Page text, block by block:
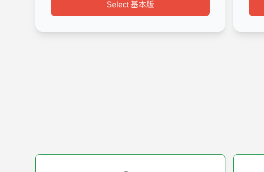
Select 基本版